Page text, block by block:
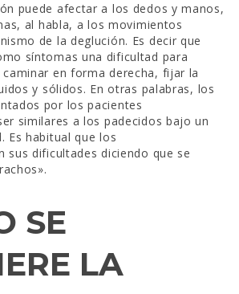
puede afectar a los dedos y manos,
al habla, a los movimientos
de la deglución. Es decir que
síntomas una dificultad para
en forma derecha, fijar la
y sólidos. En otras palabras, los
por los pacientes
similares a los padecidos bajo un
Es habitual que los
sus dificultades diciendo que se
SE
LA